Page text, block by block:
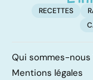
RECETTES
Qui sommes-nous
Mentions légales